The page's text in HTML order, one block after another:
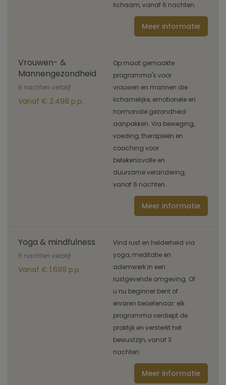
lichaam, vanaf 6 nachten.
Meer informatie
Vrouwen- &
Mannengezondheid
6 nachten verblijf
Vanaf € 2.498 p.p.
Op maat gemaakte
programma's voor
vrouwen en mannen die
lichamelijke, emotionele en
hormonale gezondheid
aanpakken. Via beweging,
voeding, therapieën en
coaching voor
betekenisvolle en
duurzame verandering,
vanaf 6 nachten.
Meer informatie
Yoga & mindfulness
5 nachten verblijf
Vanaf € 1.699 p.p.
Vind rust en helderheid via
yoga, meditatie en
ademwerk in een
rustgevende omgeving. Of
u nu beginner bent of
ervaren beoefenaar: elk
programma verdiept de
praktijk en versterkt het
bewustzijn, vanaf 3
nachten.
Meer informatie